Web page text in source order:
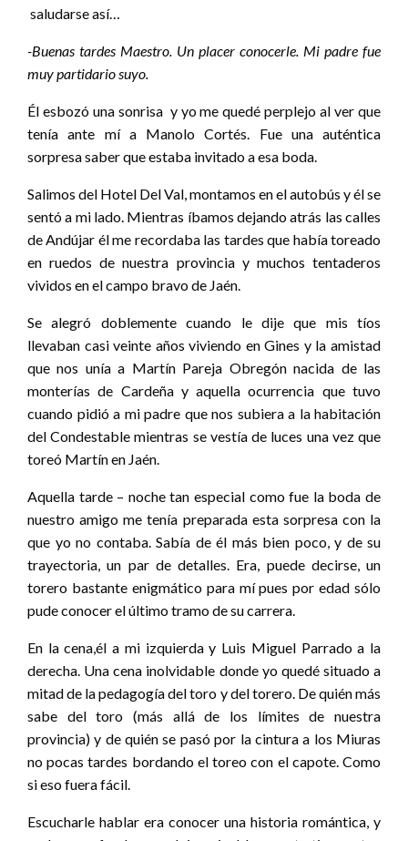
saludarse así…
-Buenas tardes Maestro. Un placer conocerle. Mi padre fue
muy partidario suyo.
Él esbozó una sonrisa y yo me quedé perplejo al ver que
tenía ante mí a Manolo Cortés. Fue una auténtica
sorpresa saber que estaba invitado a esa boda.
Salimos del Hotel Del Val, montamos en el autobús y él se
sentó a mi lado. Mientras íbamos dejando atrás las calles
de Andújar él me recordaba las tardes que había toreado
en ruedos de nuestra provincia y muchos tentaderos
vividos en el campo bravo de Jaén.
Se alegró doblemente cuando le dije que mis tíos
llevaban casi veinte años viviendo en Gines y la amistad
que nos unía a Martín Pareja Obregón nacida de las
monterías de Cardeña y aquella ocurrencia que tuvo
cuando pidió a mi padre que nos subiera a la habitación
del Condestable mientras se vestía de luces una vez que
toreó Martín en Jaén.
Aquella tarde – noche tan especial como fue la boda de
nuestro amigo me tenía preparada esta sorpresa con la
que yo no contaba. Sabía de él más bien poco, y de su
trayectoria, un par de detalles. Era, puede decirse, un
torero bastante enigmático para mí pues por edad sólo
pude conocer el último tramo de su carrera.
En la cena,él a mi izquierda y Luis Miguel Parrado a la
derecha. Una cena inolvidable donde yo quedé situado a
mitad de la pedagogía del toro y del torero. De quién más
sabe del toro (más allá de los límites de nuestra
provincia) y de quién se pasó por la cintura a los Miuras
no pocas tardes bordando el toreo con el capote. Como
si eso fuera fácil.
Escucharle hablar era conocer una historia romántica, y